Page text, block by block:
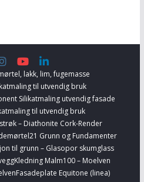
lakk, lim, fugemasse
til utvendig bruk
Silikatmaling utvendig fasade
til utvendig bruk
– Diathonite Cork-Render
21 Grunn og Fundamenter
til grunn – Glasopor skumglass
Kledning Malm100 – Moelven
Fasadeplate Equitone (linea)